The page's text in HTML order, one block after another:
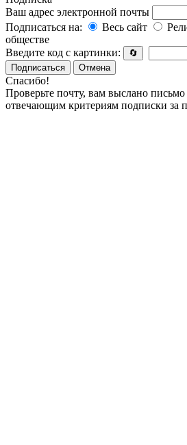
Ваш адрес электронной почты
Подписаться на:
Весь сайт
обществе
Введите код с картинки:
🔄
Подписаться
Отмена
Спасибо!
Проверьте почту, вам выслано письмо
отвечающим критериям подписки за